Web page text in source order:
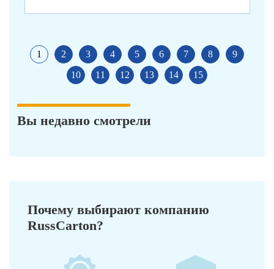
1 2 3 4 5 6 7 8
9
10
11 12 13 14 15
Вы недавно смотрели
Почему выбирают компанию
RussCarton?